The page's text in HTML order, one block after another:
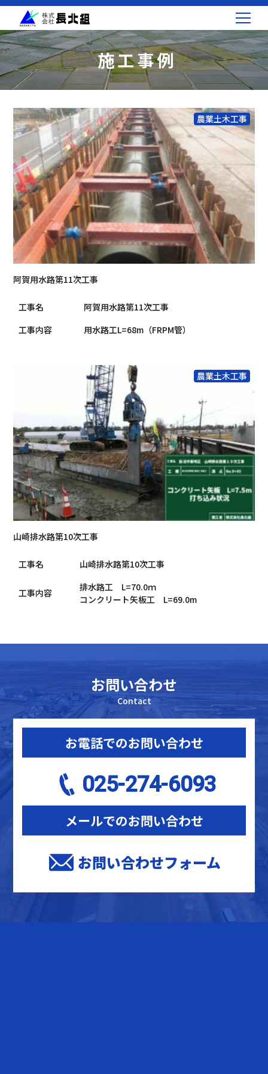
施工事例
農業土木工事
阿賀用水路第11次工事
工事名
阿賀用水路第11次工事
工事内容
用水路工L=68m（FRPM管）
農業土木工事
山崎排水路第10次工事
工事名 山崎排水路第10次工事
工事内容
排水路工 L=70.0ｍ
コンクリート矢板工 L=69.0m
お問い合わせ
Contact
お電話でのお問い合わせ
025-274-6093
メールでのお問い合わせ
お問い合わせフォーム